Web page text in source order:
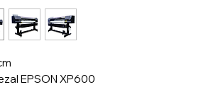
EPSON XP600